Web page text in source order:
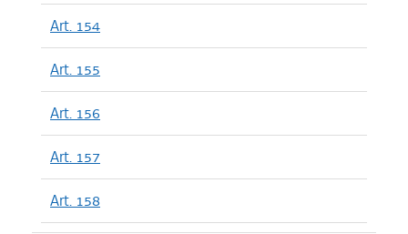
Art. 154
Art. 155
Art. 156
Art. 157
Art. 158